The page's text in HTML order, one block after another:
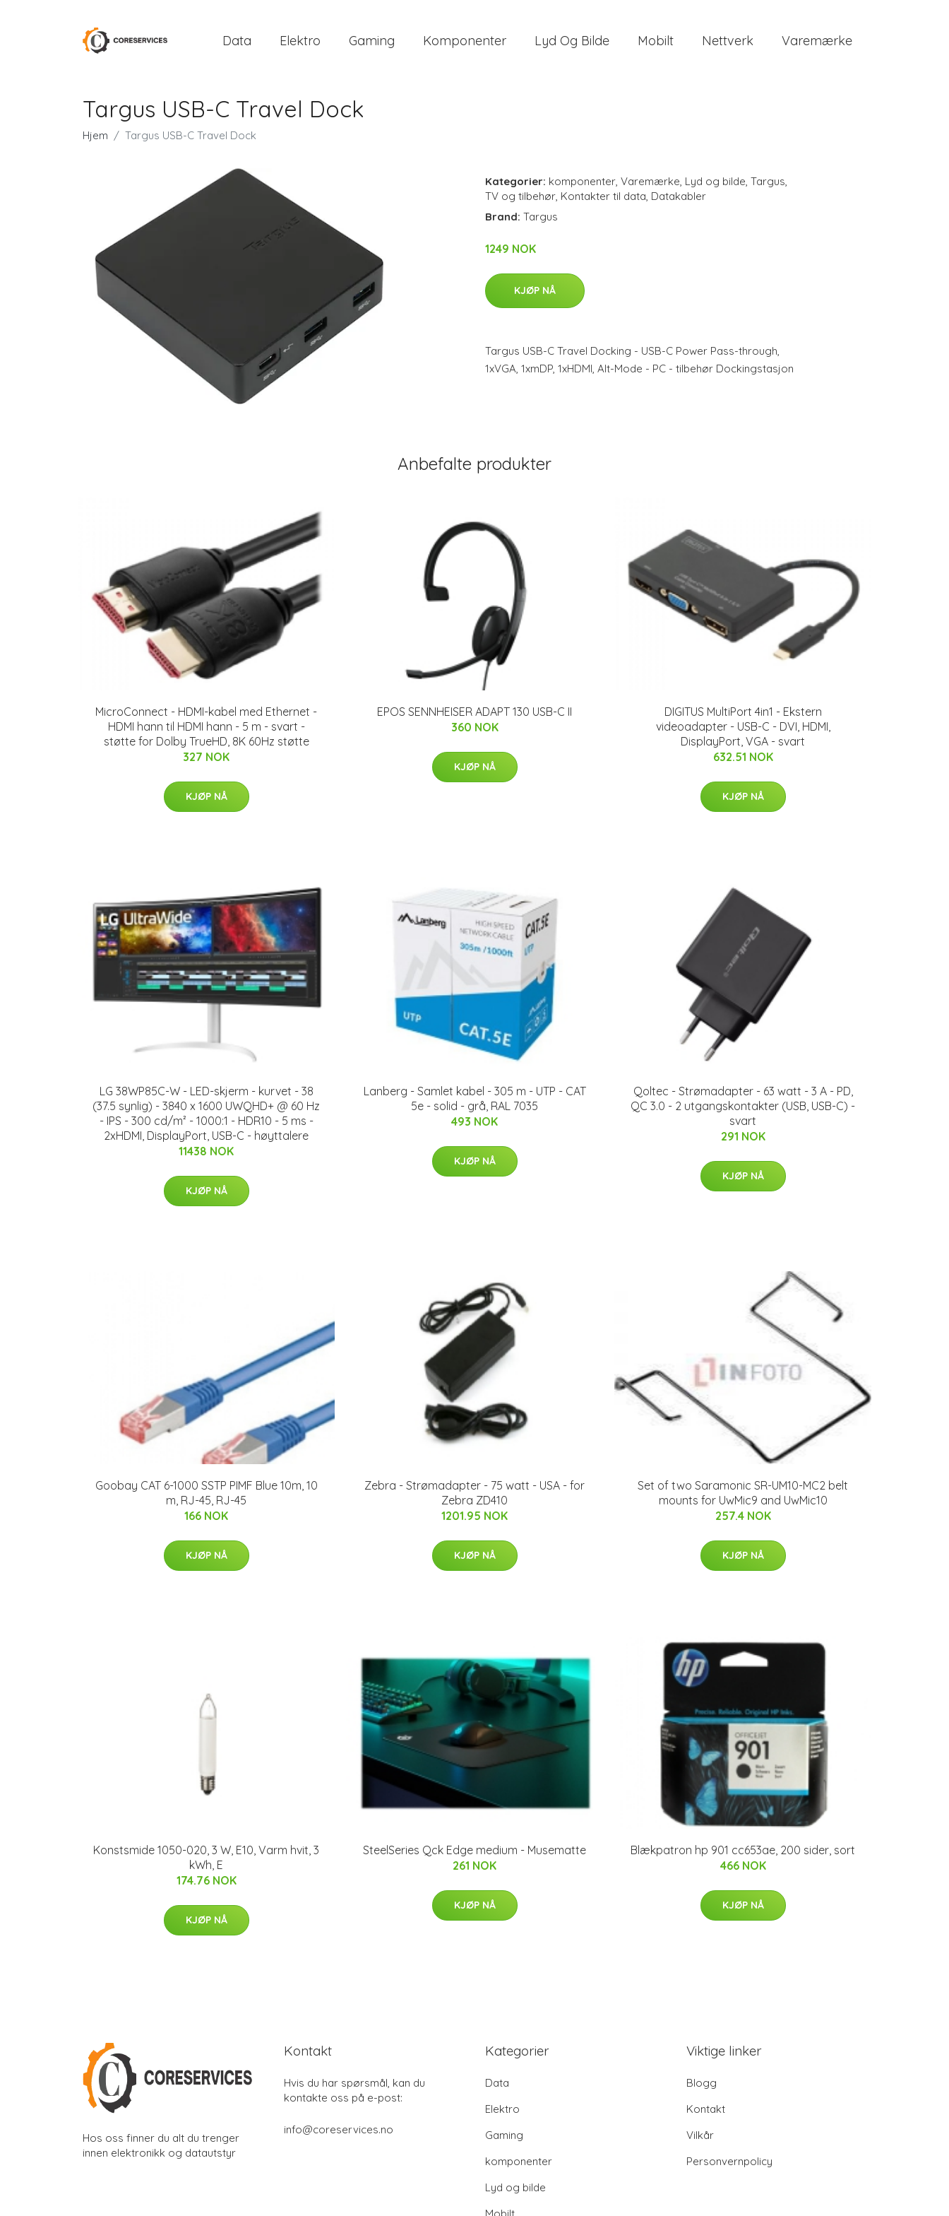
Data Elektro Gaming Komponenter Lyd Og Bilde Mobilt Nettverk Varemærke
Targus USB-C Travel Dock
Hjem Targus USB-C Travel Dock
Kategorier: komponenter, Varemærke, Lyd og bilde, Targus,
TV og tilbehør, Kontakter til data, Datakabler
Brand: Targus
1249 NOK
KJØP NÅ
Targus USB-C Travel Docking - USB-C Power Pass-through,
1xVGA, 1xmDP, 1xHDMI, Alt-Mode - PC - tilbehør Dockingstasjon
Anbefalte produkter
MicroConnect - HDMI-kabel med Ethernet -
HDMI hann til HDMI hann - 5 m - svart -
støtte for Dolby TrueHD, 8K 60Hz støtte
327 NOK
KJØP NÅ
EPOS SENNHEISER ADAPT 130 USB-C II
360 NOK
KJØP NÅ
DIGITUS MultiPort 4in1 - Ekstern
videoadapter - USB-C - DVI, HDMI,
DisplayPort, VGA - svart
632.51 NOK
KJØP NÅ
LG 38WP85C-W - LED-skjerm - kurvet - 38
(37.5 synlig) - 3840 x 1600 UWQHD+ @ 60 Hz
- IPS - 300 cd/m² - 1000:1 - HDR10 - 5 ms -
2xHDMI, DisplayPort, USB-C - høyttalere
11438 NOK
KJØP NÅ
Lanberg - Samlet kabel - 305 m - UTP - CAT
5e - solid - grå, RAL 7035
493 NOK
KJØP NÅ
Qoltec - Strømadapter - 63 watt - 3 A - PD,
QC 3.0 - 2 utgangskontakter (USB, USB-C) -
svart
291 NOK
KJØP NÅ
Goobay CAT 6-1000 SSTP PIMF Blue 10m, 10
m, RJ-45, RJ-45
166 NOK
KJØP NÅ
Zebra - Strømadapter - 75 watt - USA - for
Zebra ZD410
1201.95 NOK
KJØP NÅ
Set of two Saramonic SR-UM10-MC2 belt
mounts for UwMic9 and UwMic10
257.4 NOK
KJØP NÅ
Konstsmide 1050-020, 3 W, E10, Varm hvit, 3
kWh, E
174.76 NOK
KJØP NÅ
SteelSeries Qck Edge medium - Musematte
261 NOK
KJØP NÅ
Blækpatron hp 901 cc653ae, 200 sider, sort
466 NOK
KJØP NÅ
Hos oss finner du alt du trenger
innen elektronikk og datautstyr
Kontakt
Hvis du har spørsmål, kan du
kontakte oss på e-post:
info@coreservices.no
Kategorier
Data
Elektro
Gaming
komponenter
Lyd og bilde
Viktige linker
Blogg
Kontakt
Vilkår
Personvernpolicy